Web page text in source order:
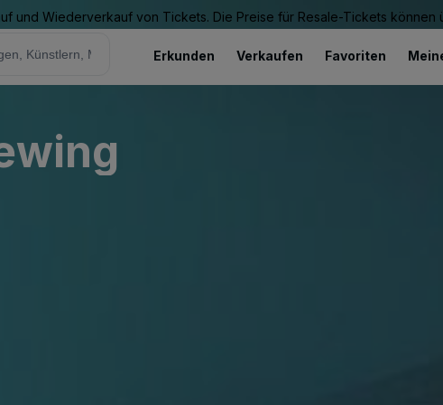
und Wiederverkauf von Tickets. Die Preise für Resale-Tickets können
Erkunden Verkaufen Favoriten